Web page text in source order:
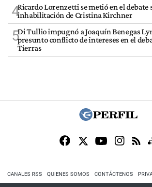
4Ricardo Lorenzetti se metió en el debate
inhabilitación de Cristina Kirchner
5Di Tullio impugnó a Joaquín Benegas
presunto conflicto de intereses en el
Tierras
CANALES RSS QUIENES SOMOS CONTÁCTENOS